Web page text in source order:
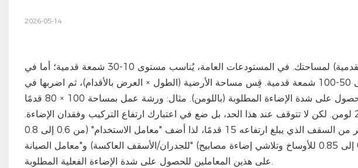
2026-05-14
ابدأ بتحديد مستوى الإضاءة المستهدف (بالشمعة القدمية) لمساحتك. في المستودعات العامة، يُناسب مستوى 10-30 شمعة قدمية؛ أما في
عمليات التجميع أو الفحص الدقيقة، فارفعه إلى 50-100 شمعة قدمية. قِس مساحة الأرضية (الطول × العرض بالأقدام)، ثم اضربها في
مستوى الإضاءة المطلوب (بالشمعة القدمية) للحصول على شدة الإضاءة المطلوبة (باللومن). مثال: ورشة عمل بمساحة 100 × 80 قدمًا
ومستوى إضاءة 30 شمعة قدمية تحتاج إلى 240,000 لومن. لكن لا تتوقف عند هذا الحد، بل ضع في اعتبارك ارتفاع التركيب وفقدان الإضاءة.
السقف الذي يبلغ ارتفاعه 30 قدمًا يحجب ضوءًا أكثر من السقف الذي يبلغ ارتفاعه 15 قدمًا، لذا أضف "معامل الاستخدام" (من 0.6 إلى 0.8
للجدران/الأسقف العاكسة) و"معامل الصيانة" (من 0.7 إلى 0.85 للأوساخ وتلاشي إضاءة مصابيح LED). اقسم شدة الإضاءة المطلوبة (باللومن)
على هذين المعاملين للحصول على شدة الإضاءة الفعلية المطلوبة.